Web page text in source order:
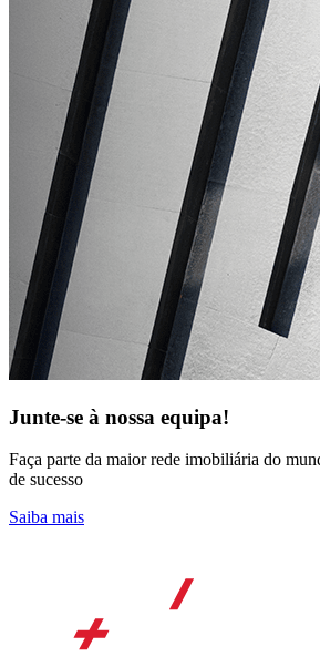
Junte-se à nossa equipa!
Faça parte da maior rede imobiliária do
de sucesso
Saiba mais